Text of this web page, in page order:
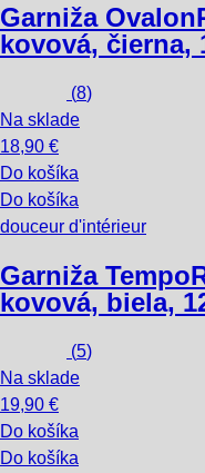
Garniža Ovalon
kovová, čierna,
(8)
Na sklade
18,90 €
Do košíka
Do košíka
douceur d'intérieur
Garniža Tempo
kovová, biela,
(5)
Na sklade
19,90 €
Do košíka
Do košíka